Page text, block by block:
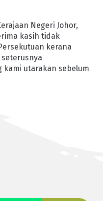
Negeri Johor,
kasih tidak
kerana
kami utarakan sebelum